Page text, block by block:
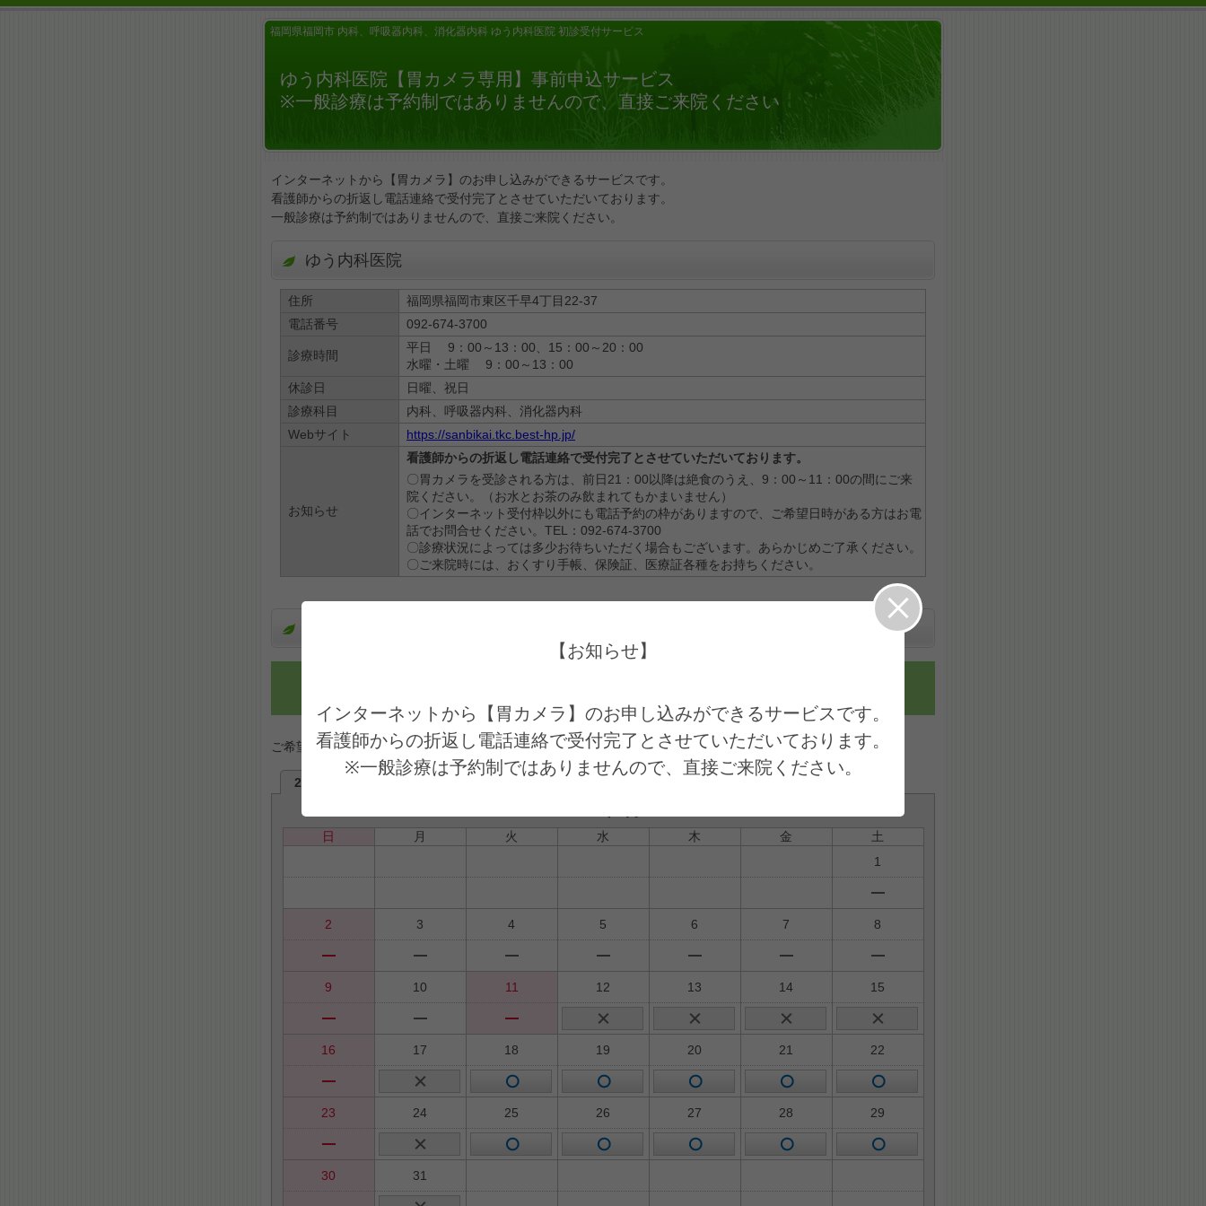
福岡県福岡市 内科、呼吸器内科、消化器内科 ゆう内科医院 初診受付サービス
ゆう内科医院【胃カメラ専用】事前申込サービス
※一般診療は予約制ではありませんので、直接ご来院ください
インターネットから【胃カメラ】のお申し込みができるサービスです。
看護師からの折返し電話連絡で受付完了とさせていただいております。
一般診療は予約制ではありませんので、直接ご来院ください。
ゆう内科医院
住所
福岡県福岡市東区千早4丁目22-37
電話番号
092-674-3700
診療時間
平日 9：00～13：00、15：00～20：00
水曜・土曜 9：00～13：00
休診日
日曜、祝日
診療科目
内科、呼吸器内科、消化器内科
Webサイト
https://sanbikai.tkc.best-hp.jp/
お知らせ
看護師からの折返し電話連絡で受付完了とさせていただいております。
〇胃カメラを受診される方は、前日21：00以降は絶食のうえ、9：00～11：00の間にご来
院ください。（お水とお茶のみ飲まれてもかまいません）
〇インターネット受付枠以外にも電話予約の枠がありますので、ご希望日時がある方はお電
話でお問合せください。TEL：092-674-3700
〇診療状況によっては多少お待ちいただく場合もございます。あらかじめご了承ください。
〇ご来院時には、おくすり手帳、保険証、医療証各種をお持ちください。
ご希望日を選択してください。
2026年8月
日 月 火 水 木 金
土
1
2 3 4 5 6 7 8
9 10 11 12 13 14 15
16 17 18 19 20 21 22
23 24 25 26 27 28 29
30 31
【お知らせ】
インターネットから【胃カメラ】のお申し込みができるサービスです。
看護師からの折返し電話連絡で受付完了とさせていただいております。
※一般診療は予約制ではありませんので、直接ご来院ください。